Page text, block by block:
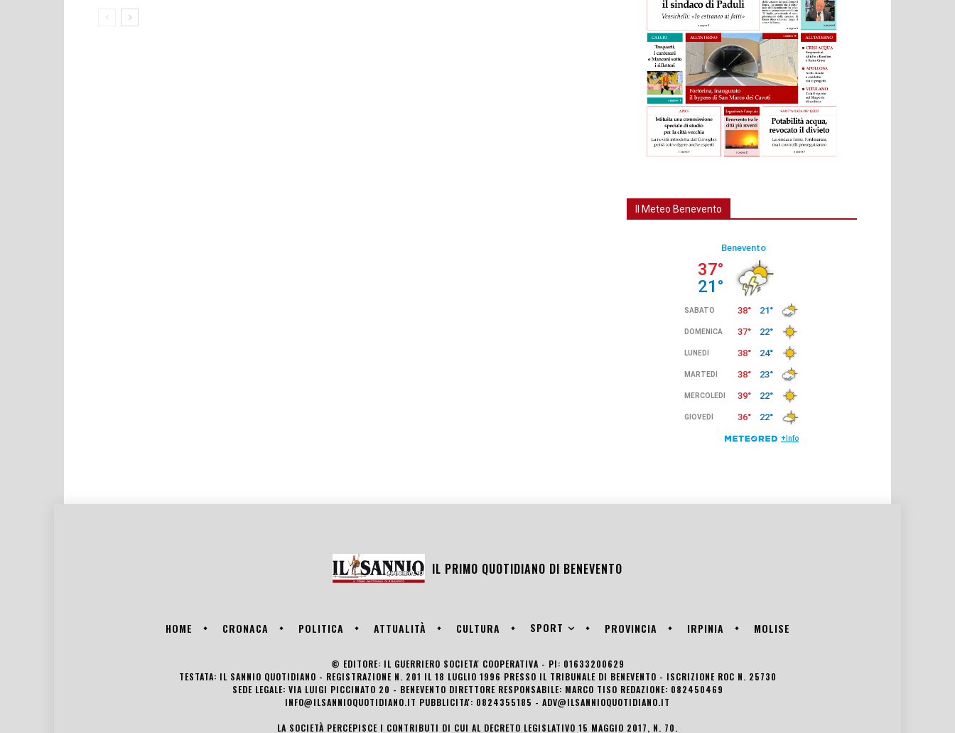
Il Meteo Benevento
IL PRIMO QUOTIDIANO DI BENEVENTO
HOME CRONACA POLITICA ATTUALITÀ CULTURA SPORT PROVINCIA IRPINIA MOLISE
© EDITORE: IL GUERRIERO SOCIETA' COOPERATIVA - PI: 01633200629
TESTATA: IL SANNIO QUOTIDIANO - REGISTRAZIONE N. 201 IL 18 LUGLIO 1996 PRESSO IL TRIBUNALE DI BENEVENTO - ISCRIZIONE ROC N. 25730
SEDE LEGALE: VIA LUIGI PICCINATO 20 - BENEVENTO DIRETTORE RESPONSABILE: MARCO TISO REDAZIONE: 082450469
INFO@ILSANNIOQUOTIDIANO.IT PUBBLICITA': 0824355185 - ADV@ILSANNIOQUOTIDIANO.IT
LA SOCIETÀ PERCEPISCE I CONTRIBUTI DI CUI AL DECRETO LEGISLATIVO 15 MAGGIO 2017, N. 70.